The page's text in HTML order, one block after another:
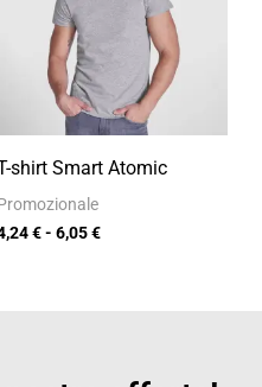
shirt Smart Atomic
€- 6,05€